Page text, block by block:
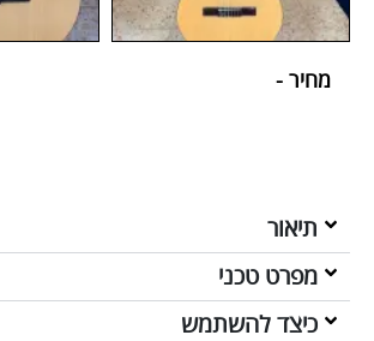
מחיר -
תיאור
מפרט טכני
כיצד להשתמש